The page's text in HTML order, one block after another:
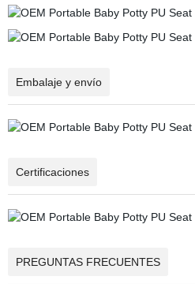
Embalaje y envío
Certificaciones
PREGUNTAS FRECUENTES